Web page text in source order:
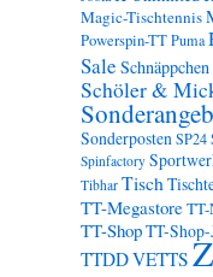
Magic-Tischtennis
Powerspin-TTPuma
Sale Schnäppchen
Schöler &
SonderpostenSP24
Spinfactory
Tibhar Tisch
TT-Megastore
TT-ShopTT-Shop-
TTDDVETTS